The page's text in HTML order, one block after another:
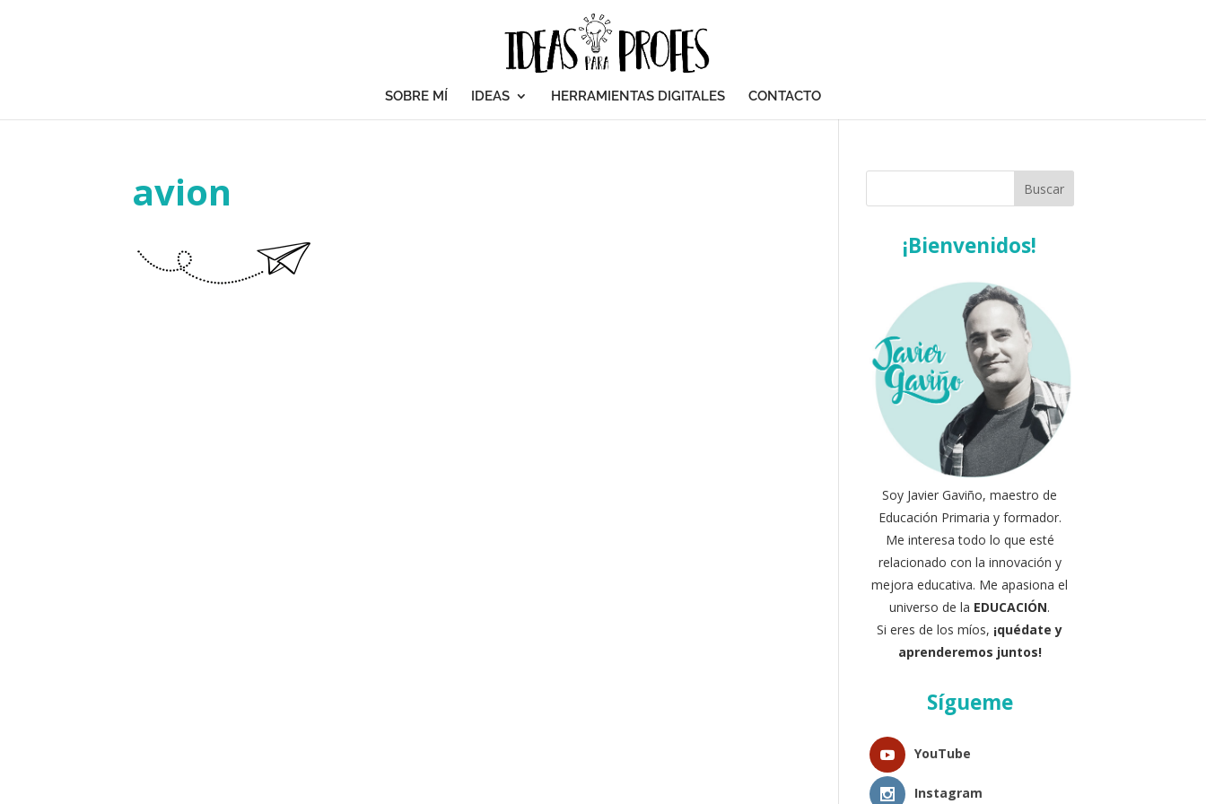
SOBRE MÍ IDEAS HERRAMIENTAS DIGITALES CONTACTO
avion
¡Bienvenidos!
Soy Javier Gaviño, maestro de
Educación Primaria y formador.
Me interesa todo lo que esté
relacionado con la innovación y
mejora educativa. Me apasiona el
universo de la EDUCACIÓN.
Si eres de los míos, ¡quédate y
aprenderemos juntos!
Sígueme
YouTube
Instagram